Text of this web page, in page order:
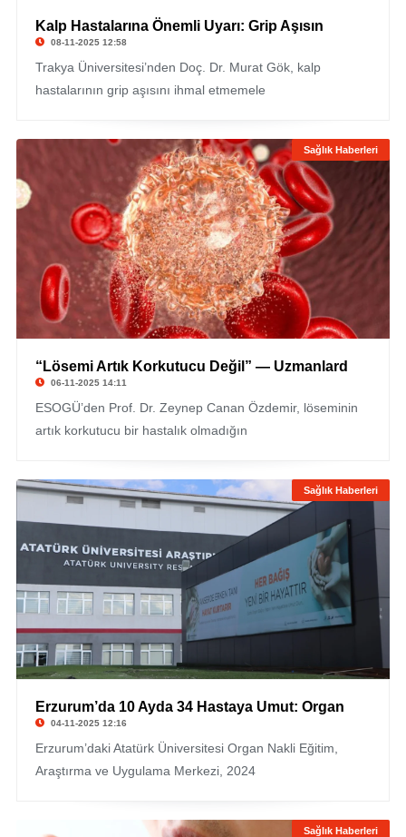
Kalp Hastalarına Önemli Uyarı: Grip Aşısın
08-11-2025 12:58
Trakya Üniversitesi’nden Doç. Dr. Murat Gök, kalp
hastalarının grip aşısını ihmal etmemele
Sağlık Haberleri
“Lösemi Artık Korkutucu Değil” — Uzmanlard
06-11-2025 14:11
ESOGÜ’den Prof. Dr. Zeynep Canan Özdemir, löseminin
artık korkutucu bir hastalık olmadığın
Sağlık Haberleri
Erzurum’da 10 Ayda 34 Hastaya Umut: Organ
04-11-2025 12:16
Erzurum’daki Atatürk Üniversitesi Organ Nakli Eğitim,
Araştırma ve Uygulama Merkezi, 2024
Sağlık Haberleri